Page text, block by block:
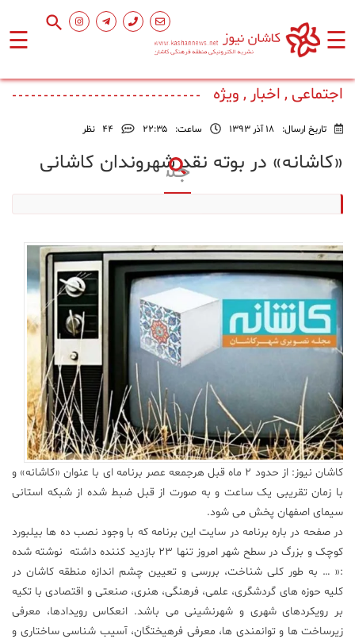
☰ ☰
اصلی
فرهنگ
ورزشی
محیط
زیست
علم
و
فناوری
عکس
پادکست
مجله
فرهنگی
و
اجتماعی , اخبار , ویژه
تاریخ ارسال: 18 آذر 1393 ساعت: ۲۲:۳۵ 44 نظر
«کاشانه» در بوته نقد شهروندان کاشانی
کاشان نیوز: از حدود ۲ ماه قبل هرجمعه عصر برنامه ای با عنوان «کاشانه» و
با زمان تقریبی یک ساعت و به صورت از قبل ضبط شده از شبکه استانی
سیمای اصفهان پخش می شود.
در صفحه در باره برنامه در سایت این برنامه که با وجود نصب ده ها بیلبورد
کوچک و بزرگ در سطح شهر امروز تنها ۲۳ بازدید کننده داشته نوشته شده
:« … به طور کلی شناخت، بررسی و تعیین چشم اندازه منطقه کاشان در
کلیه حوزه های گردشگری، علمی، فرهنگی، هنری، صنعتی و اقتصادی با تکیه
بر رویکردهای شهری و شهرنشینی می باشد. انعکاس رویدادها، معرفی
زیرساخت ها و توانمندی ها، معرفی فرهیختگان، آسیب شناسی ساختاری و